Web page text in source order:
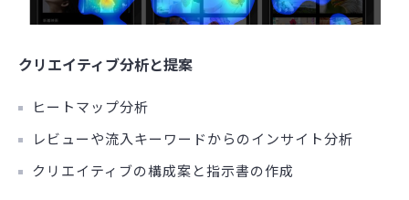
クリエイティブ分析と提案
ヒートマップ分析
レビューや流入キーワードからのインサイト分析
クリエイティブの構成案と指示書の作成